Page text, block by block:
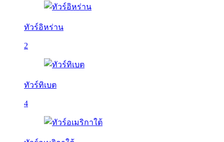
ทัวร์อิหร่าน
2
ทัวร์ทิเบต
4